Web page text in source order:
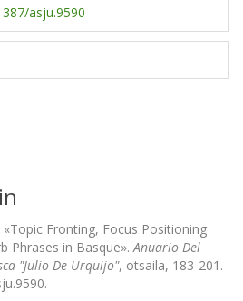
asju.9590
«Topic Fronting, Focus Positioning
Phrases in Basque».Anuario Del
"Julio De Urquijo", otsaila, 183-201.